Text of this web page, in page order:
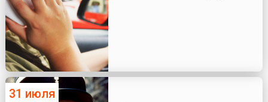
31 июля